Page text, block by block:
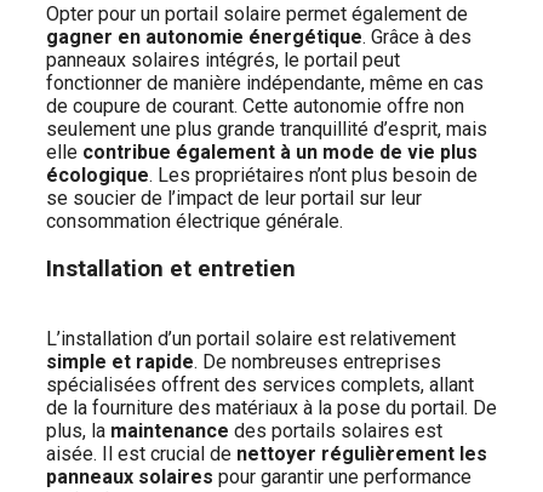
Opter pour un portail solaire permet également de
gagner en autonomie énergétique. Grâce à des
panneaux solaires intégrés, le portail peut
fonctionner de manière indépendante, même en cas
de coupure de courant. Cette autonomie offre non
seulement une plus grande tranquillité d’esprit, mais
elle contribue également à un mode de vie plus
écologique. Les propriétaires n’ont plus besoin de
se soucier de l’impact de leur portail sur leur
consommation électrique générale.
Installation et entretien
L’installation d’un portail solaire est relativement
simple et rapide. De nombreuses entreprises
spécialisées offrent des services complets, allant
de la fourniture des matériaux à la pose du portail. De
plus, la maintenance des portails solaires est
aisée. Il est crucial de nettoyer régulièrement les
panneaux solaires pour garantir une performance